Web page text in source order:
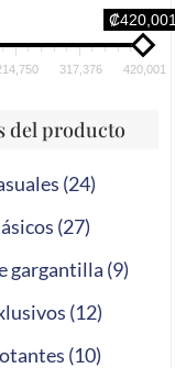
₡420,001
317,376 420,001
del producto
(24)
(27)
gargantilla (9)
(12)
(10)